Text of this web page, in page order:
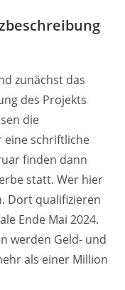
zunächst das
des Projekts
die
eine schriftliche
finden dann
statt. Wer hier
Dort qualifizieren
Ende Mai 2024.
werden Geld- und
als einer Million